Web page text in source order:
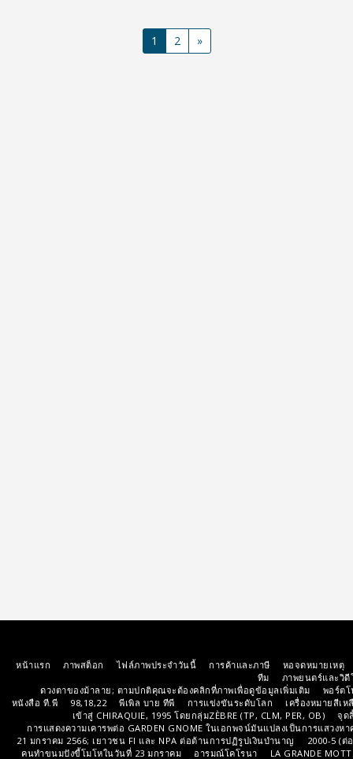
1 2 »
หน้าแรก ภาพสต็อก ไฟล์ภาพประจำวันนี้ การค้าและภาษี
หอจดหมายเหตุ
ทีม
ภาพยนตร์และวิดี
ดวงตาของม้าลาย; ตามปกติคุณจะต้องคลิกที่ภาพเพื่อดูข้อมูลเพิ่มเติม
พอร์ต
หนังสือ ที.พี
98,18,22 พีเพิล บาย ทีพี การแข่งขันระดับโลก
เครื่องหมายสีเ
เข้าสู่ CHIRAQUIE, 1995 โดยกลุ่มZÈBRE (TP, CLM, PER, OB)
จุด
การแสดงความเคารพต่อ GARDEN GNOME ในเอกพจน์มันแปลงเป็นการแสวงห
21 มกราคม 2566; เยาวชน FI และ NPA ต่อต้านการปฏิรูปเงินบำนาญ
2000-5 (ต่
คนทำขนมปังขี้โมโหในวันที่ 23 มกราคม
อารมณ์โคโรนา LA GRANDE